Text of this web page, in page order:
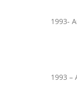
1993-
1993 –